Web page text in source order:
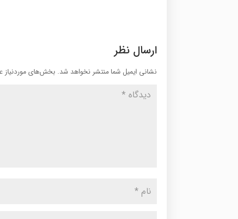
ارسال نظر
نشانی ایمیل شما منتشر نخواهد شد. بخش‌های موردنیاز